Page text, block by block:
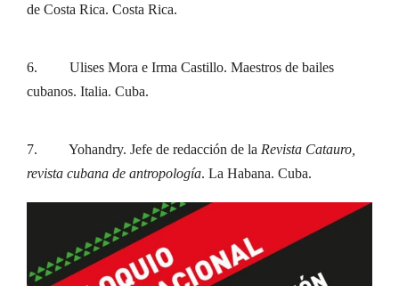
de Costa Rica. Costa Rica.
6. Ulises Mora e Irma Castillo. Maestros de bailes
cubanos. Italia. Cuba.
7. Yohandry. Jefe de redacción de la Revista Catauro,
revista cubana de antropología. La Habana. Cuba.